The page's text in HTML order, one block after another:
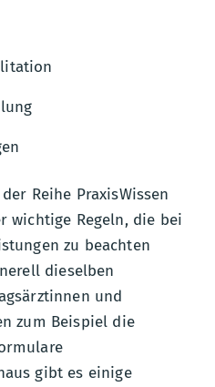
Reihe PraxisWissen
wichtige Regeln, die bei
zu beachten
dieselben
und
zum Beispiel die
gibt es einige